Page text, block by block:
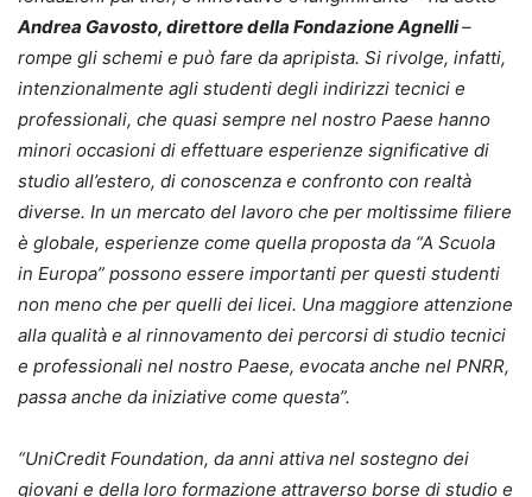
Andrea Gavosto, direttore della Fondazione Agnelli–
rompe gli schemi e può fare da apripista. Si rivolge, infatti,
intenzionalmente agli studenti degli indirizzi tecnici e
professionali, che quasi sempre nel nostro Paese hanno
minori occasioni di effettuare esperienze significative di
studio all’estero, di conoscenza e confronto con realtà
diverse. In un mercato del lavoro che per moltissime filiere
è globale, esperienze come quella proposta da “A Scuola
in Europa” possono essere importanti per questi studenti
non meno che per quelli dei licei. Una maggiore attenzione
alla qualità e al rinnovamento dei percorsi di studio tecnici
e professionali nel nostro Paese, evocata anche nel PNRR,
passa anche da iniziative come questa”.
“UniCredit Foundation, da anni attiva nel sostegno dei
giovani e della loro formazione attraverso borse di studio e